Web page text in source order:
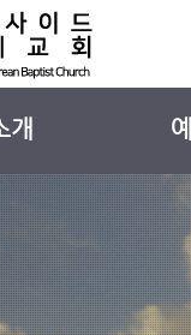
개
개
들
혁
내
보기
주
외부
설교